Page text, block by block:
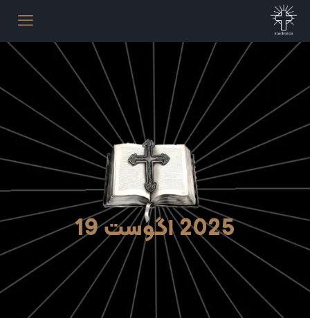
2025 اگوست 19